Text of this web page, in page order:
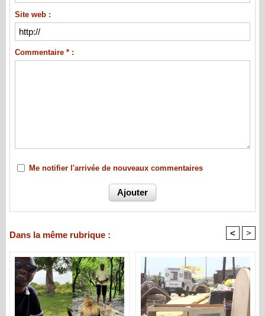
Site web :
Commentaire * :
Me notifier l'arrivée de nouveaux commentaires
Dans la même rubrique : < >